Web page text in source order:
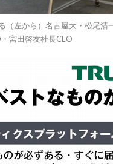
（左から）名古屋大・松尾清
宮田啓友社長CEO